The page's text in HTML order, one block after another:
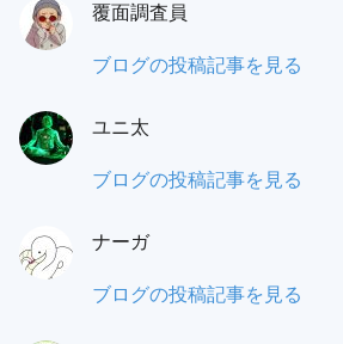
門
ワ
ル:
覆面調査員
も
パ
面
査
ブログの投稿記事を見る
ユニ太
ユ
太:
ブログの投稿記事を見る
ナーガ
ナ
ブログの投稿記事を見る